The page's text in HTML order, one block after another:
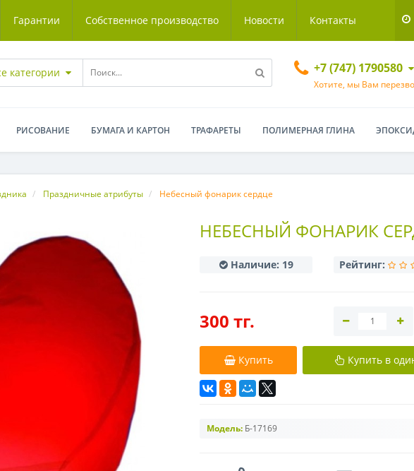
Гарантии Собственное производство Новости Контакты
категории +7 (747) 1790580
Хотите, мы Вам
РИСОВАНИЕ БУМАГА И КАРТОН ТРАФАРЕТЫ ПОЛИМЕРНАЯ ГЛИНА
Праздничные атрибуты Небесный фонарик сердце
НЕБЕСНЫЙ ФОНАРИК
Наличие: 19 Рейтинг:
300 тг.
Купить Купить в
Модель: Б-17169